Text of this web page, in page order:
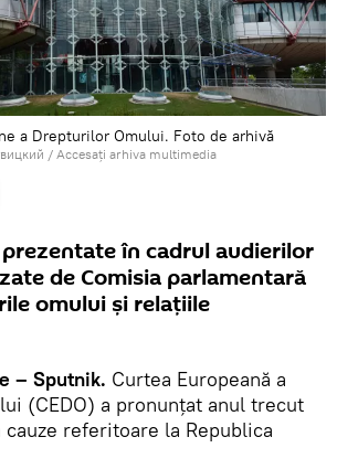
a Drepturilor Omului. Foto de arhivă
/ Accesați arhiva multimedia
în cadrul audierilor
de Comisia parlamentară
omului și relațiile
– Sputnik. Curtea Europeană a
(CEDO) a pronunțat anul trecut
referitoare la Republica